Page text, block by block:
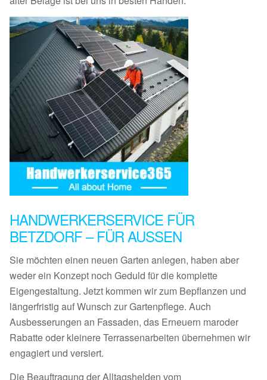
HANDWERKERSERVICE FÜR
BETZDORF – FÜR AUSSEN
Sie möchten einen neuen Garten anlegen, haben aber
weder ein Konzept noch Geduld für die komplette
Eigengestaltung. Jetzt kommen wir zum Bepflanzen und
längerfristig auf Wunsch zur Gartenpflege. Auch
Ausbesserungen an Fassaden, das Erneuern maroder
Rabatte oder kleinere Terrassenarbeiten übernehmen wir
engagiert und versiert.
Die Beauftragung der Alltagshelden vom